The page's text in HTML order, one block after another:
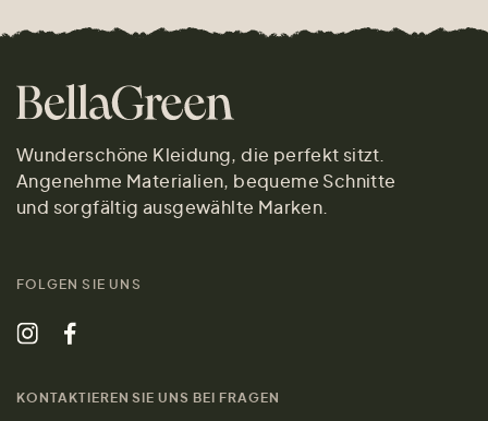
Wunderschöne Kleidung, die perfekt sitzt.
Angenehme Materialien, bequeme Schnitte
und sorgfältig ausgewählte Marken.
FOLGEN SIE UNS
KONTAKTIEREN SIE UNS BEI FRAGEN